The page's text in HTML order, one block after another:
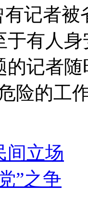
有记者
有人
的记者
险的工
间立场
”之争